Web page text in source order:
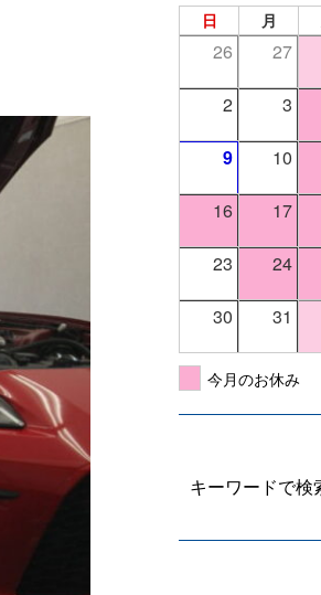
日 月
26 27
2 3
9 10
16 17
23 24
30 31
今月のお休み